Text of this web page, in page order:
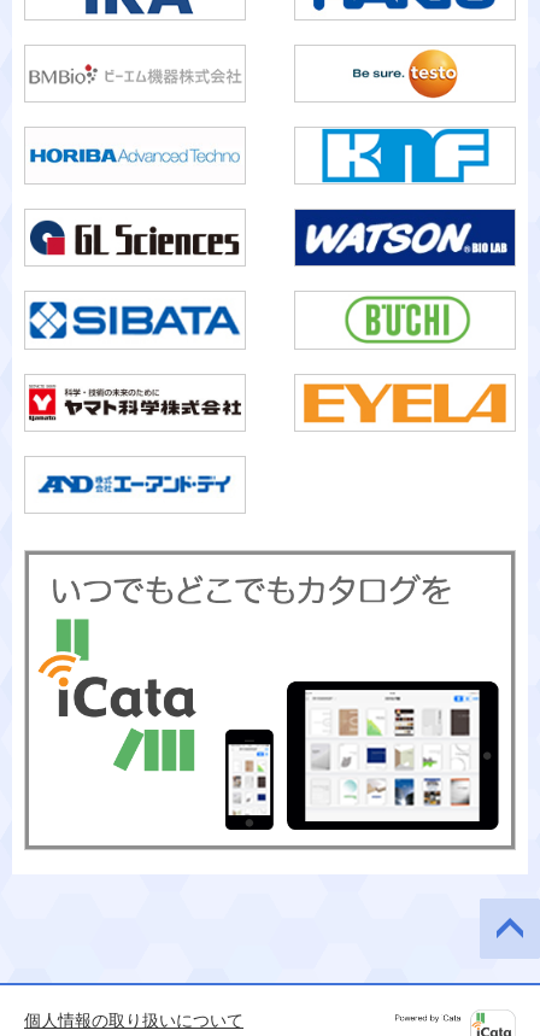
ージの
先頭へ
個人情報の取り扱いについて